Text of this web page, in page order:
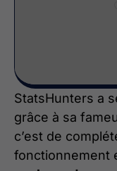
StatsHunters a
grâce à sa
c’est de
fonctionnement